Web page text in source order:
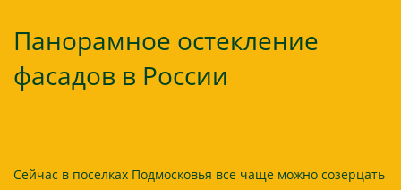
Панорамное остекление
фасадов в России
Сейчас в поселках Подмосковья все чаще можно созерцать